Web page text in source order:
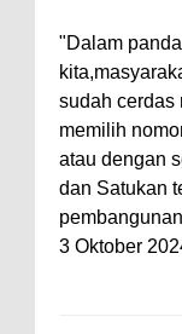
"Dalam
sudah cerdas
memilih
atau dengan
dan Satukan
3 Oktober